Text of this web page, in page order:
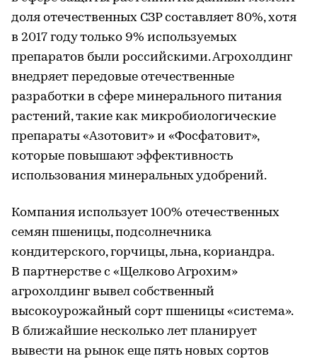
доля отечественных СЗР составляет 80%, хотя
в 2017 году только 9% используемых
препаратов были российскими. Агрохолдинг
внедряет передовые отечественные
разработки в сфере минерального питания
растений, такие как микробиологические
препараты «Азотовит» и «Фосфатовит»,
которые повышают эффективность
использования минеральных удобрений.
Компания использует 100% отечественных
семян пшеницы, подсолнечника
кондитерского, горчицы, льна, кориандра.
В партнерстве с «Щелково Агрохим»
агрохолдинг вывел собственный
высокоурожайный сорт пшеницы «система».
В ближайшие несколько лет планирует
вывести на рынок еще пять новых сортов